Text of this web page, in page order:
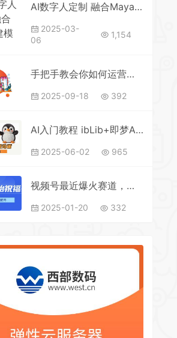
AI数字人定制 融合Maya建模与UE5技术 实时语音交互 打造个性化虚拟角色
2025-03-
06
1,154
手把手教会你如何运营一个店铺：从零到盈利，玩转小红书电商
2025-09-18 392
AI入门教程 ibLib+即梦AI-毛绒企鹅动画效果 纯干货
2025-06-02 965
视频号最近爆火赛道，五胞胎送福，圈粉中老年，快速涨粉起号带货
2025-01-20 332